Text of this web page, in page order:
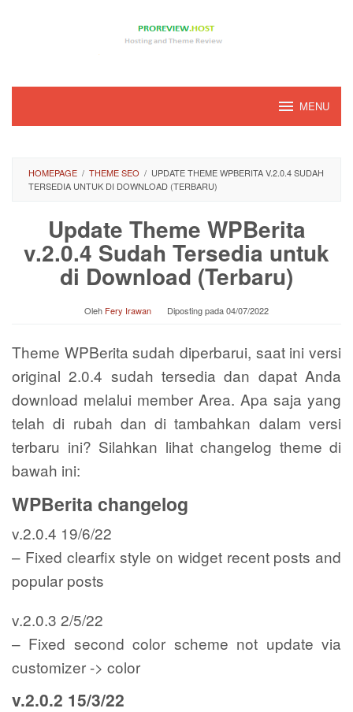
MENU
HOMEPAGE / THEME SEO / UPDATE THEME WPBERITA V.2.0.4 SUDAH
TERSEDIA UNTUK DI DOWNLOAD (TERBARU)
Update Theme WPBerita
v.2.0.4 Sudah Tersedia untuk
di Download (Terbaru)
Oleh Fery Irawan Diposting pada04/07/2022
Theme WPBerita sudah diperbarui, saat ini versi
original 2.0.4 sudah tersedia dan dapat Anda
download melalui member Area. Apa saja yang
telah di rubah dan di tambahkan dalam versi
terbaru ini? Silahkan lihat changelog theme di
bawah ini:
WPBerita changelog
v.2.0.4 19/6/22
– Fixed clearfix style on widget recent posts and
popular posts
v.2.0.3 2/5/22
– Fixed second color scheme not update via
customizer -> color
v.2.0.2 15/3/22